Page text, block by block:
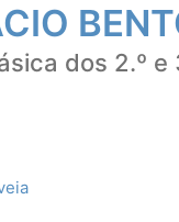
dos 2.º e